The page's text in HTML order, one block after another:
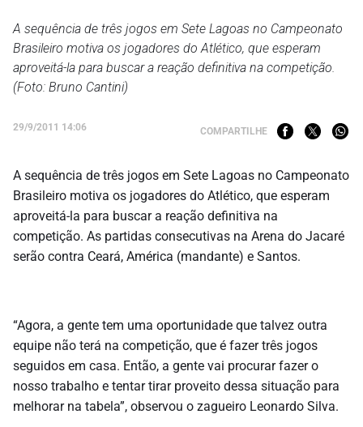
A sequência de três jogos em Sete Lagoas no Campeonato
Brasileiro motiva os jogadores do Atlético, que esperam
aproveitá-la para buscar a reação definitiva na competição.
(Foto: Bruno Cantini)
29/9/2011 14:06 COMPARTILHE
A sequência de três jogos em Sete Lagoas no Campeonato
Brasileiro motiva os jogadores do Atlético, que esperam
aproveitá-la para buscar a reação definitiva na
competição. As partidas consecutivas na Arena do Jacaré
serão contra Ceará, América (mandante) e Santos.
“Agora, a gente tem uma oportunidade que talvez outra
equipe não terá na competição, que é fazer três jogos
seguidos em casa. Então, a gente vai procurar fazer o
nosso trabalho e tentar tirar proveito dessa situação para
melhorar na tabela”, observou o zagueiro Leonardo Silva.